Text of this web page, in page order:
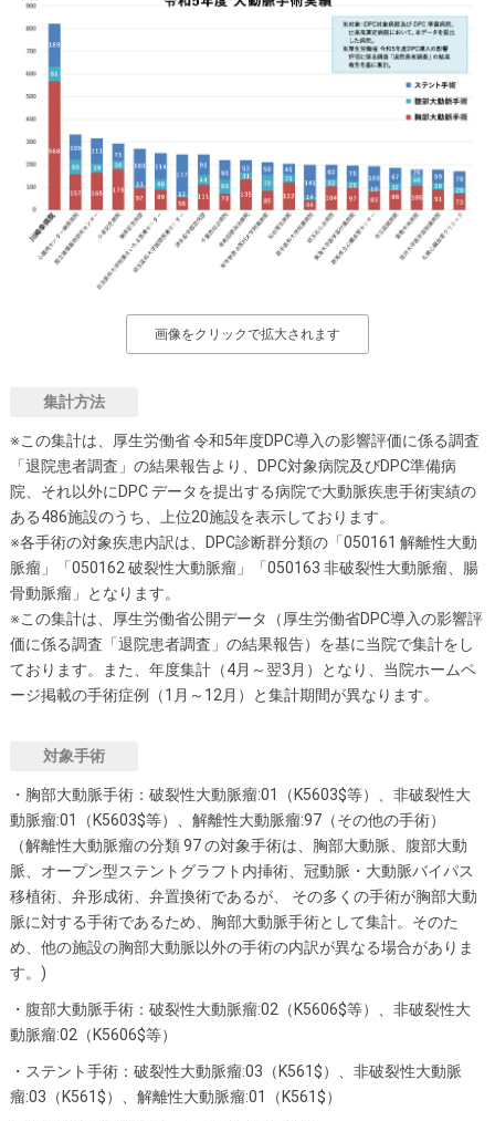
画像をクリックで拡大されます
集計方法
※この集計は、厚生労働省 令和5年度DPC導入の影響評価に係る調査
「退院患者調査」の結果報告より、DPC対象病院及びDPC準備病
院、それ以外にDPC データを提出する病院で大動脈疾患手術実績の
ある486施設のうち、上位20施設を表示しております。
※各手術の対象疾患内訳は、DPC診断群分類の「050161 解離性大動
脈瘤」「050162 破裂性大動脈瘤」「050163 非破裂性大動脈瘤、腸
骨動脈瘤」となります。
※この集計は、厚生労働省公開データ（厚生労働省DPC導入の影響評
価に係る調査「退院患者調査」の結果報告）を基に当院で集計をし
ております。また、年度集計（4月～翌3月）となり、当院ホームペ
ージ掲載の手術症例（1月～12月）と集計期間が異なります。
対象手術
・胸部大動脈手術：破裂性大動脈瘤:01（K5603$等）、非破裂性大
動脈瘤:01（K5603$等）、解離性大動脈瘤:97（その他の手術）
（解離性大動脈瘤の分類 97 の対象手術は、胸部大動脈、腹部大動
脈、オープン型ステントグラフト内挿術、冠動脈・大動脈バイパス
移植術、弁形成術、弁置換術であるが、 その多くの手術が胸部大動
脈に対する手術であるため、胸部大動脈手術として集計。そのた
め、他の施設の胸部大動脈以外の手術の内訳が異なる場合がありま
す。)
・腹部大動脈手術：破裂性大動脈瘤:02（K5606$等）、非破裂性大
動脈瘤:02（K5606$等）
・ステント手術：破裂性大動脈瘤:03（K561$）、非破裂性大動脈
瘤:03（K561$）、解離性大動脈瘤:01（K561$）